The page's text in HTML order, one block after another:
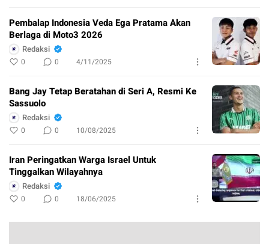
Pembalap Indonesia Veda Ega Pratama Akan
Berlaga di Moto3 2026
Redaksi
0 0 4/11/2025
Bang Jay Tetap Beratahan di Seri A, Resmi Ke
Sassuolo
Redaksi
0 0 10/08/2025
Iran Peringatkan Warga Israel Untuk
Tinggalkan Wilayahnya
Redaksi
0 0 18/06/2025